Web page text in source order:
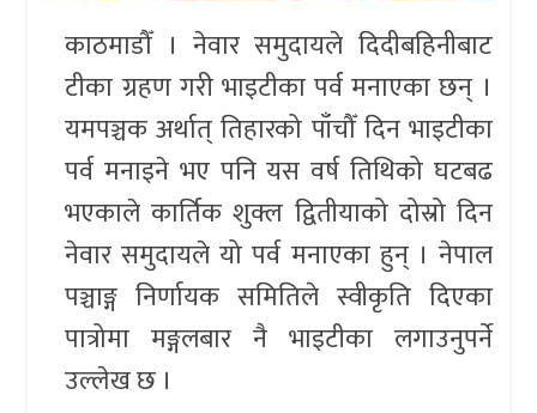
काठमाडौँ । नेवार समुदायले दिदीबहिनीबाट
टीका ग्रहण गरी भाइटीका पर्व मनाएका छन् ।
यमपञ्चक अर्थात् तिहारको पाँचौँ दिन भाइटीका
पर्व मनाइने भए पनि यस वर्ष तिथिको घटबढ
भएकाले कार्तिक शुक्ल द्वितीयाको दोस्रो दिन
नेवार समुदायले यो पर्व मनाएका हुन् । नेपाल
पञ्चाङ्ग निर्णायक समितिले स्वीकृति दिएका
पात्रोमा मङ्गलबार नै भाइटीका लगाउनुपर्ने
उल्लेख छ ।